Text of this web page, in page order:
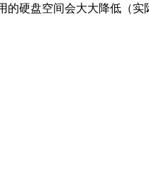
硬盘空间会大大降低（实